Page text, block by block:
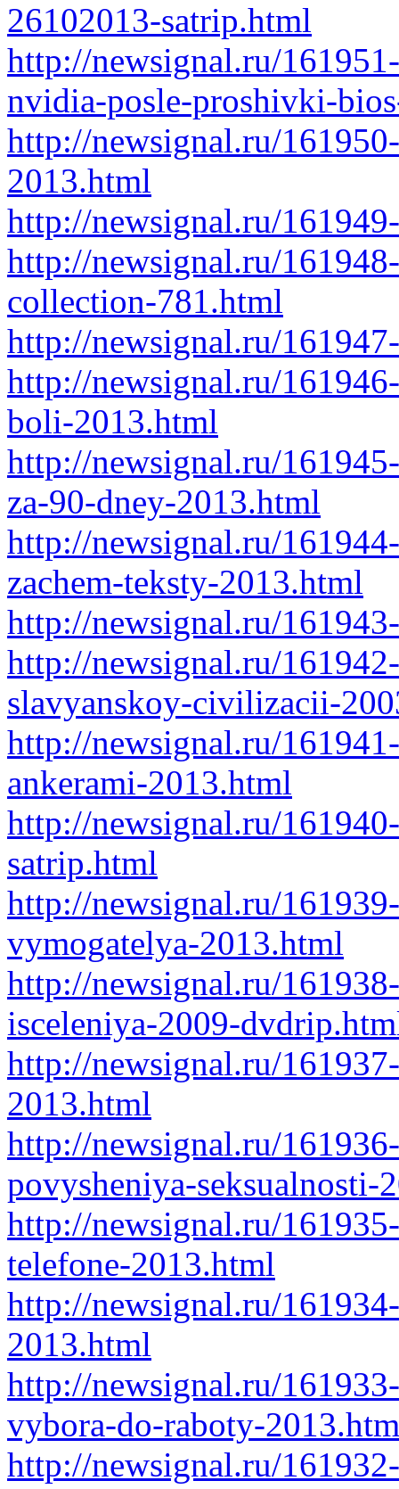
26102013-satrip.html
http://newsignal.ru/
nvidia-posle-proshivki-
http://newsignal.ru/
2013.html
http://newsignal.ru/
http://newsignal.ru/
collection-781.html
http://newsignal.ru/
http://newsignal.ru/
boli-2013.html
http://newsignal.ru/
za-90-dney-2013.html
http://newsignal.ru/
zachem-teksty-2013.html
http://newsignal.ru/
http://newsignal.ru/
slavyanskoy-civilizacii-
http://newsignal.ru/
ankerami-2013.html
http://newsignal.ru/
satrip.html
http://newsignal.ru/
vymogatelya-2013.html
http://newsignal.ru/
isceleniya-2009-
http://newsignal.ru/
2013.html
http://newsignal.ru/
povysheniya-seksualnosti-
http://newsignal.ru/
telefone-2013.html
http://newsignal.ru/
2013.html
http://newsignal.ru/
vybora-do-raboty-
http://newsignal.ru/